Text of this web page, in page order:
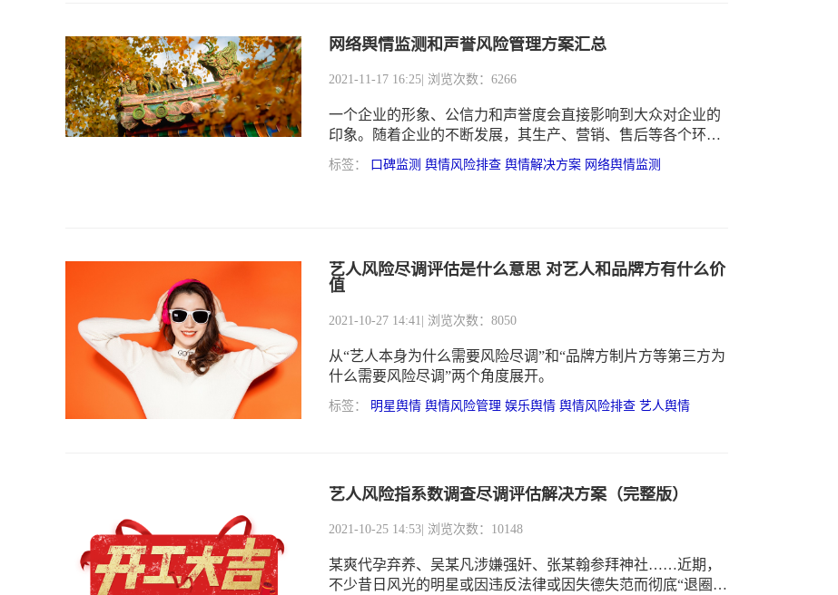
网络舆情监测和声誉风险管理方案汇总
2021-11-17 16:25 | 浏览次数：6266
一个企业的形象、公信力和声誉度会直接影响到大众对企业的
印象。随着企业的不断发展，其生产、营销、售后等各个环节
中可能会出现各种各样的问题，这些问题会导致消费者对企业
的印象和看法发生改变，尤其是对于一些有损于企业声誉和公
标签： 口碑监测 舆情风险排查 舆情解决方案 网络舆情监测
艺人风险尽调评估是什么意思 对艺人和品牌方有什么价
值
2021-10-27 14:41 | 浏览次数：8050
从“艺人本身为什么需要风险尽调”和“品牌方制片方等第三方为
什么需要风险尽调”两个角度展开。
标签： 明星舆情 舆情风险管理 娱乐舆情 舆情风险排查 艺人舆情
艺人风险指系数调查尽调评估解决方案（完整版）
2021-10-25 14:53 | 浏览次数：10148
某爽代孕弃养、吴某凡涉嫌强奸、张某翰参拜神社……近期，
不少昔日风光的明星或因违反法律或因失德失范而彻底“退圈”